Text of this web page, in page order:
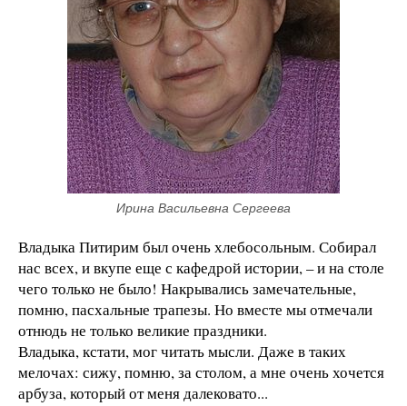
Ирина Васильевна Сергеева
Владыка Питирим был очень хлебосольным. Собирал
нас всех, и вкупе еще с кафедрой истории, – и на столе
чего только не было! Накрывались замечательные,
помню, пасхальные трапезы. Но вместе мы отмечали
отнюдь не только великие праздники.
Владыка, кстати, мог читать мысли. Даже в таких
мелочах: сижу, помню, за столом, а мне очень хочется
арбуза, который от меня далековато...